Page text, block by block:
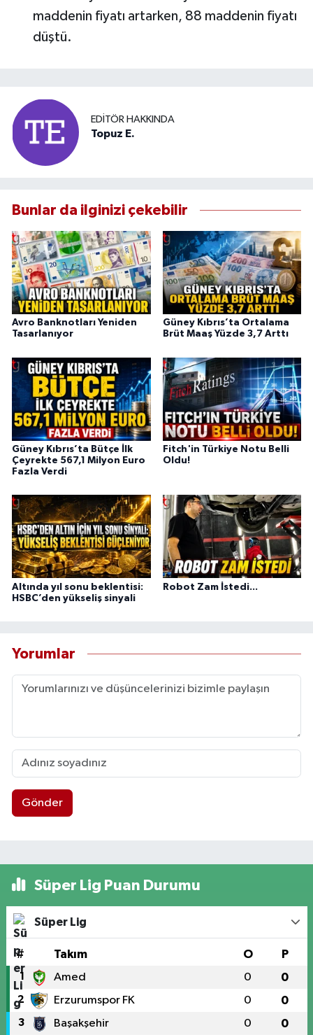
maddenin fiyatı artarken, 88 maddenin fiyatı
düştü.
EDITÖR HAKKINDA
Topuz E.
Bunlar da ilginizi çekebilir
Avro Banknotları Yeniden
Tasarlanıyor
Güney Kıbrıs’ta Ortalama
Brüt Maaş Yüzde 3,7 Arttı
Güney Kıbrıs’ta Bütçe İlk
Çeyrekte 567,1 Milyon Euro
Fazla Verdi
Fitch'in Türkiye Notu Belli
Oldu!
Altında yıl sonu beklentisi:
HSBC’den yükseliş sinyali
Robot Zam İstedi...
Yorumlar
Gönder
Süper Lig Puan Durumu
Süper Lig
# Takım O P
1 Amed 0 0
2 Erzurumspor FK 0 0
3 Başakşehir 0 0